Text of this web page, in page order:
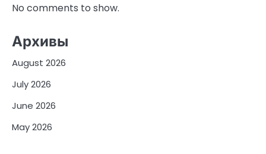
No comments to show.
Архивы
August 2026
July 2026
June 2026
May 2026